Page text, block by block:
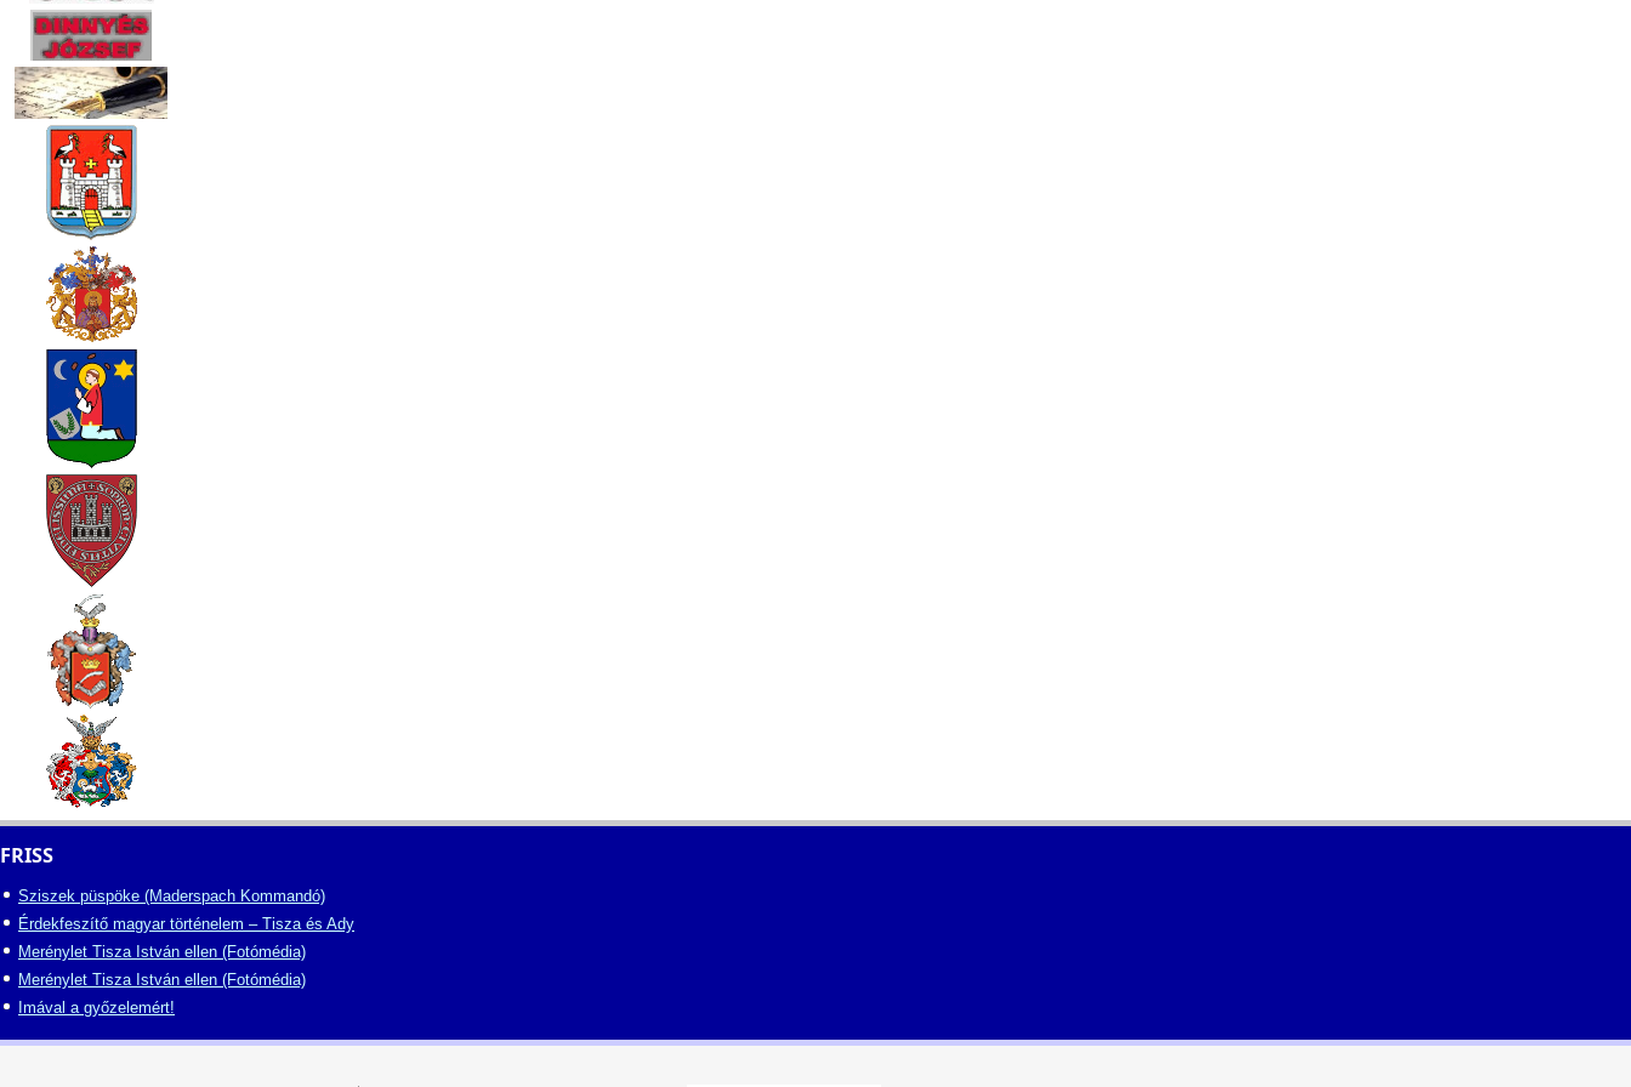
FRISS
Sziszek püspöke (Maderspach Kommandó)
Érdekfeszítő magyar történelem – Tisza és Ady
Merénylet Tisza István ellen (Fotómédia)
Merénylet Tisza István ellen (Fotómédia)
Imával a győzelemért!